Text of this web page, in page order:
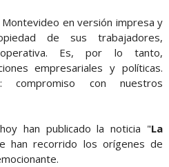
en versión impresa y
de sus trabajadores,
Es, por lo tanto,
empresariales y políticas.
compromiso con nuestros
han publicado la noticia "La
han recorrido los orígenes de